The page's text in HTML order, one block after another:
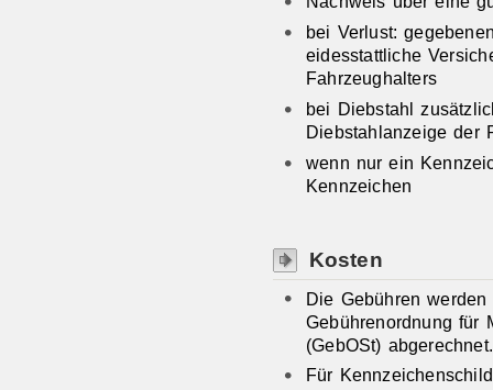
bei Verlust:
eidesstattliche
Fahrzeughalters
bei Diebstahl
Diebstahlanzeige der
wenn nur ein
Kennzeichen
Kosten
Die Gebühren
Gebührenordnung für
(GebOSt) abgerechnet.
Für